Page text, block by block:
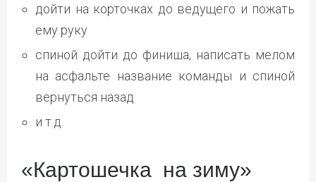
дойти на корточках до ведущего и пожать
ему руку
спиной дойти до финиша, написать мелом
на асфальте название команды и спиной
вернуться назад
и т.д.
«Картошечка на зиму»